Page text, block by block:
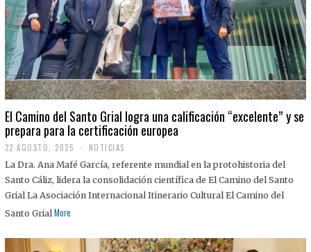
El Camino del Santo Grial logra una calificación “excelente” y se
prepara para la certificación europea
22 AGOSTO, 2025
2
A
G
O
S
2
NOTICIAS
La Dra. Ana Mafé García, referente mundial en la protohistoria del
Santo Cáliz, lidera la consolidación científica de El Camino del Santo
Grial La Asociación Internacional Itinerario Cultural El Camino del
Santo Grial More